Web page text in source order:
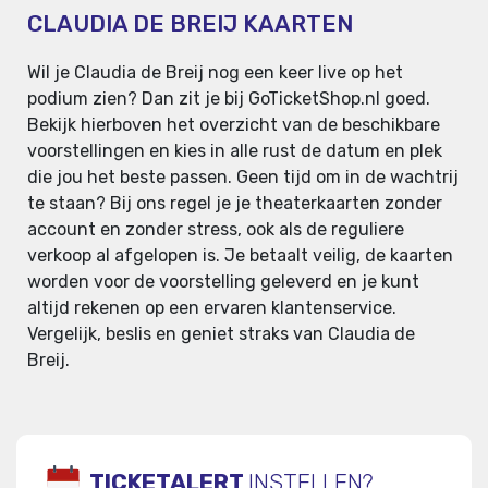
CLAUDIA DE BREIJ KAARTEN
Wil je Claudia de Breij nog een keer live op het
podium zien? Dan zit je bij GoTicketShop.nl goed.
Bekijk hierboven het overzicht van de beschikbare
voorstellingen en kies in alle rust de datum en plek
die jou het beste passen. Geen tijd om in de wachtrij
te staan? Bij ons regel je je theaterkaarten zonder
account en zonder stress, ook als de reguliere
verkoop al afgelopen is. Je betaalt veilig, de kaarten
worden voor de voorstelling geleverd en je kunt
altijd rekenen op een ervaren klantenservice.
Vergelijk, beslis en geniet straks van Claudia de
Breij.
TICKETALERT INSTELLEN?